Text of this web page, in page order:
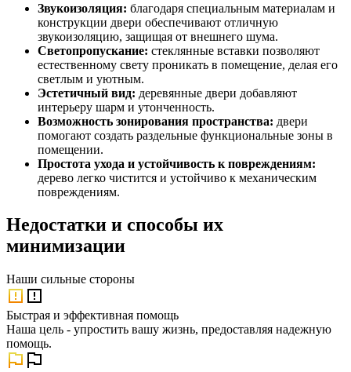
Звукоизоляция: благодаря специальным материалам и
конструкции двери обеспечивают отличную
звукоизоляцию, защищая от внешнего шума.
Светопропускание: стеклянные вставки позволяют
естественному свету проникать в помещение, делая его
светлым и уютным.
Эстетичный вид: деревянные двери добавляют
интерьеру шарм и утонченность.
Возможность зонирования пространства: двери
помогают создать раздельные функциональные зоны в
помещении.
Простота ухода и устойчивость к повреждениям:
дерево легко чистится и устойчиво к механическим
повреждениям.
Недостатки и способы их
минимизации
Наши сильные стороны
Быстрая и эффективная помощь
Наша цель - упростить вашу жизнь, предоставляя надежную
помощь.